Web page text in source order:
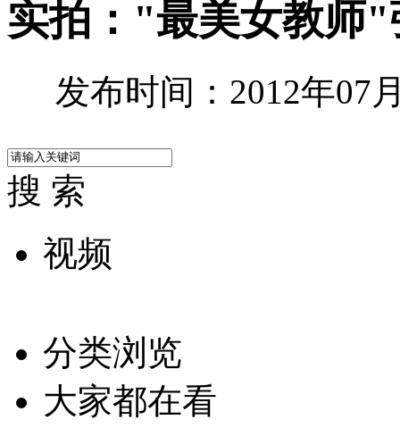
实拍："最美女教师
发布时间：2012年07
搜 索
视频
分类浏览
大家都在看